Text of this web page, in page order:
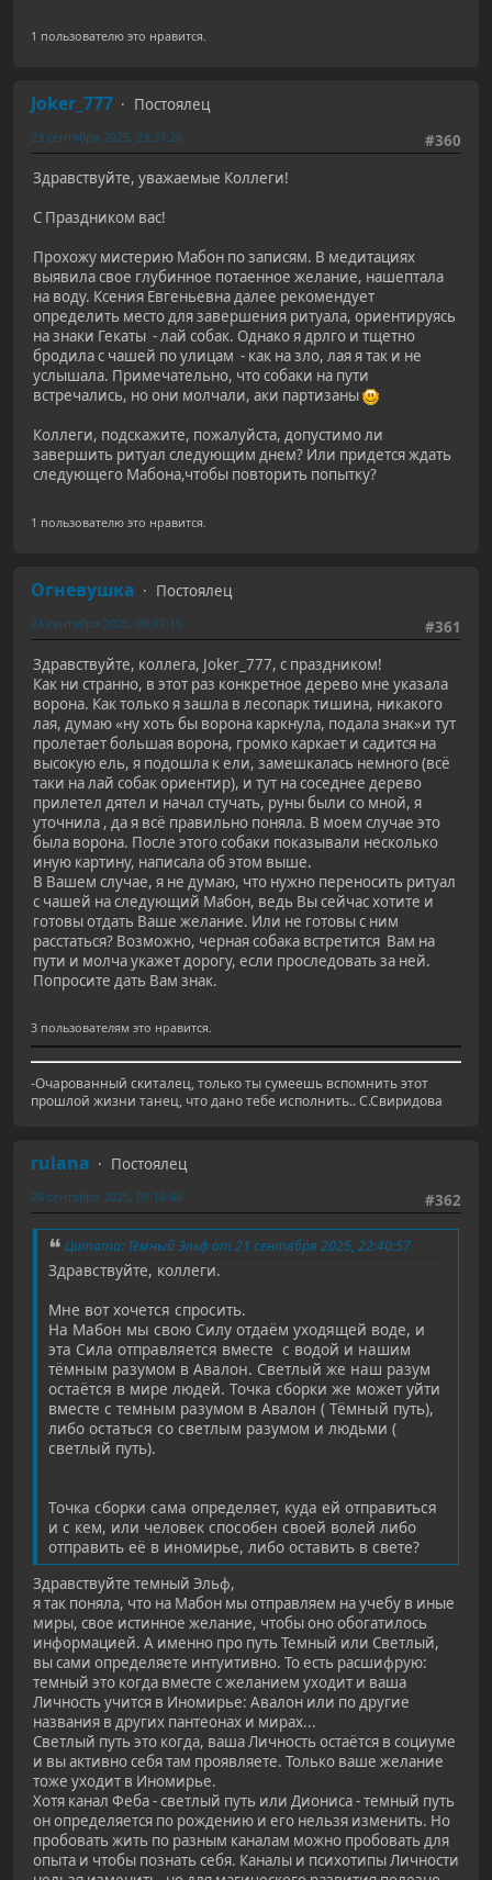
1 пользователю это нравится.
Joker_777
Постоялец
#360
23 сентября 2025, 23:37:26
Здравствуйте, уважаемые Коллеги!
С Праздником вас!
Прохожу мистерию Мабон по записям. В медитациях
выявила свое глубинное потаенное желание, нашептала
на воду. Ксения Евгеньевна далее рекомендует
определить место для завершения ритуала, ориентируясь
на знаки Гекаты - лай собак. Однако я дрлго и тщетно
бродила с чашей по улицам - как на зло, лая я так и не
услышала. Примечательно, что собаки на пути
встречались, но они молчали, аки партизаны
Коллеги, подскажите, пожалуйста, допустимо ли
завершить ритуал следующим днем? Или придется ждать
следующего Мабона,чтобы повторить попытку?
1 пользователю это нравится.
Огневушка
Постоялец
#361
24 сентября 2025, 09:17:15
Здравствуйте, коллега, Joker_777, с праздником!
Как ни странно, в этот раз конкретное дерево мне указала
ворона. Как только я зашла в лесопарк тишина, никакого
лая, думаю «ну хоть бы ворона каркнула, подала знак»и тут
пролетает большая ворона, громко каркает и садится на
высокую ель, я подошла к ели, замешкалась немного (всё
таки на лай собак ориентир), и тут на соседнее дерево
прилетел дятел и начал стучать, руны были со мной, я
уточнила , да я всё правильно поняла. В моем случае это
была ворона. После этого собаки показывали несколько
иную картину, написала об этом выше.
В Вашем случае, я не думаю, что нужно переносить ритуал
с чашей на следующий Мабон, ведь Вы сейчас хотите и
готовы отдать Ваше желание. Или не готовы с ним
расстаться? Возможно, черная собака встретится Вам на
пути и молча укажет дорогу, если проследовать за ней.
Попросите дать Вам знак.
3 пользователям это нравится.
-Очарованный скиталец, только ты сумеешь вспомнить этот
прошлой жизни танец, что дано тебе исполнить.. С.Свиридова
rulana
Постоялец
#362
24 сентября 2025, 09:18:48
Цитата: Тёмный Эльф от 21 сентября 2025, 22:40:57
Здравствуйте, коллеги.
Мне вот хочется спросить.
На Мабон мы свою Силу отдаём уходящей воде, и
эта Сила отправляется вместе с водой и нашим
тёмным разумом в Авалон. Светлый же наш разум
остаётся в мире людей. Точка сборки же может уйти
вместе с темным разумом в Авалон ( Тёмный путь),
либо остаться со светлым разумом и людьми (
светлый путь).
Точка сборки сама определяет, куда ей отправиться
и с кем, или человек способен своей волей либо
отправить её в иномирье, либо оставить в свете?
Здравствуйте темный Эльф,
я так поняла, что на Мабон мы отправляем на учебу в иные
миры, свое истинное желание, чтобы оно обогатилось
информацией. А именно про путь Темный или Светлый,
вы сами определяете интуитивно. То есть расшифрую:
темный это когда вместе с желанием уходит и ваша
Личность учится в Иномирье: Авалон или по другие
названия в других пантеонах и мирах...
Светлый путь это когда, ваша Личность остаётся в социуме
и вы активно себя там проявляете. Только ваше желание
тоже уходит в Иномирье.
Хотя канал Феба - светлый путь или Диониса - темный путь
он определяется по рождению и его нельзя изменить. Но
пробовать жить по разным каналам можно пробовать для
опыта и чтобы познать себя. Каналы и психотипы Личности